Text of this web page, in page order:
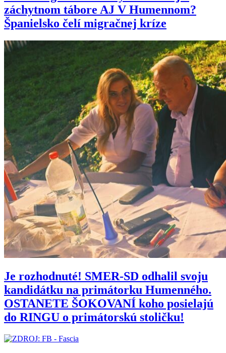
záchytnom tábore AJ V Humennom?
Španielsko čelí migračnej kríze
Je rozhodnuté! SMER-SD odhalil svoju
kandidátku na primátorku Humenného.
OSTANETE ŠOKOVANÍ koho posielajú
do RINGU o primátorskú stoličku!